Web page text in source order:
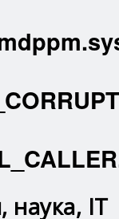
наука, IT